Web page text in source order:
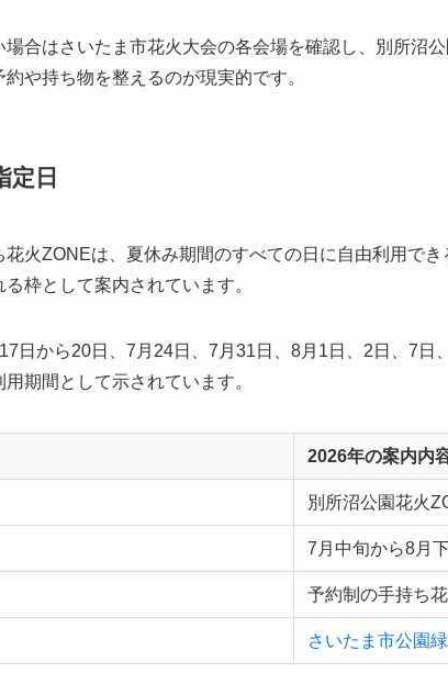
場合はさいたま市花火大会の各会場を確認し、別所沼
や持ち物を整えるのが現実的です。
定日
花火ZONEは、夏休み期間のすべての日に自由利用で
枠として案内されています。
日から20日、7月24日、7月31日、8月1日、2日、7日
期間として示されています。
2026年の案内内
別所沼公園花火
7月中旬から8月
予約制の手持ち
さいたま市公園